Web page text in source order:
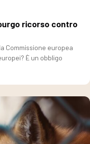
ricorso contro
Commissione europea
È un obbligo